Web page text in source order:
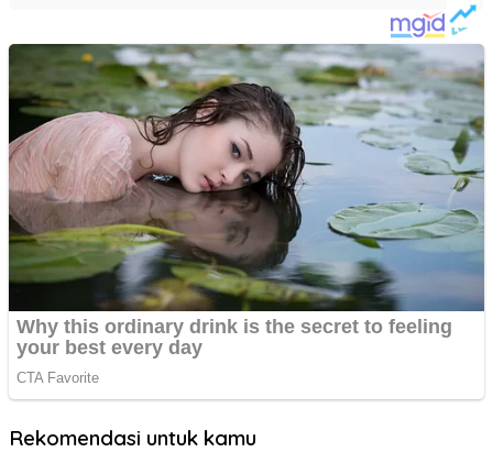
Rekomendasi untuk kamu